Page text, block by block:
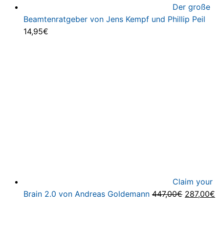
Der große
Beamtenratgeber von Jens Kempf und Phillip Peil
14,95€
Claim your
Brain 2.0 von Andreas Goldemann 447,00€ 287,00€